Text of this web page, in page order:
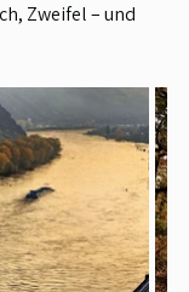
Zweifel – und